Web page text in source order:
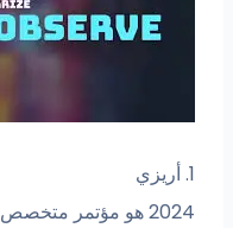
1. أريزي
2024 هو مؤتمر